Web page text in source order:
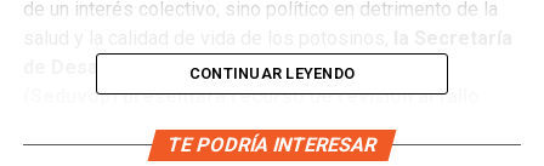
de un interés colectivo, sino político en detrimento de la
de Desarrollo Urbano, Vivienda y Obra Pública
(Seduvop) presentará recurso de revisión al fallo
emitido por la justicia federal.
CONTINUAR LEYENDO
TE PODRÍA INTERESAR